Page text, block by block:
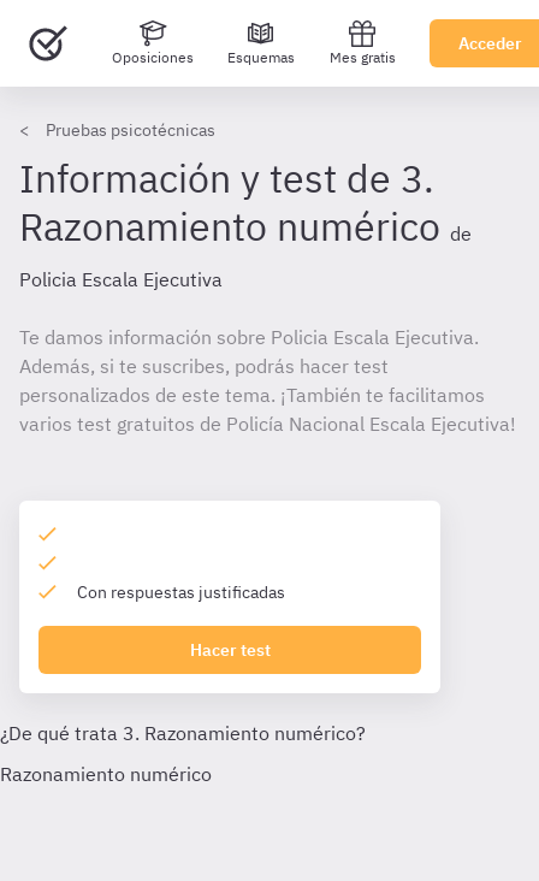
Oposiciones Esquemas Mes gratis
Acceder
Pruebas psicotécnicas
Información y test de 3.
Razonamiento numérico de
Policia Escala Ejecutiva
Te damos información sobre Policia Escala Ejecutiva.
Además, si te suscribes, podrás hacer test
personalizados de este tema. ¡También te facilitamos
varios test gratuitos de Policía Nacional Escala Ejecutiva!
Con respuestas justificadas
Hacer test